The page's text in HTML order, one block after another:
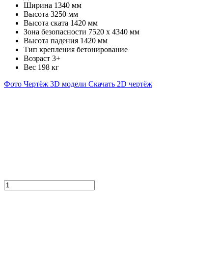
Ширина 1340 мм
Высота 3250 мм
Высота ската 1420 мм
Зона безопасности 7520 х 4340 мм
Высота падения 1420 мм
Тип крепления бетонирование
Возраст 3+
Вес 198 кг
Фото Чертёж 3D модели Скачать 2D чертёж